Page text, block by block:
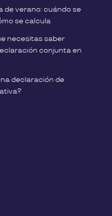
de verano: cuándo se
se calcula
necesitas saber
conjunta en
declaración de